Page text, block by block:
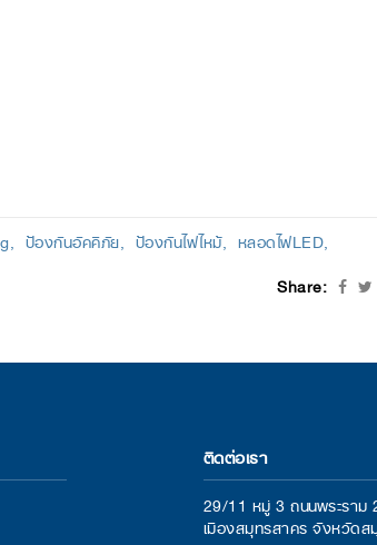
ป้องกันอัคคีภัย ป้องกันไฟไหม้ หลอดไฟLED
Share:
ติดต่อเรา
29/11 หมู่ 3 ถนนพระราม
เมืองสมุทรสาคร จังหวัด